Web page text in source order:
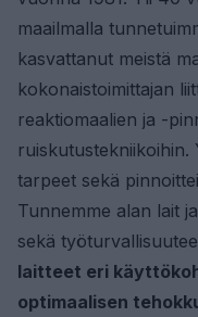
maailmalla
kasvattanut meistä
kokonaistoimittajan
reaktiomaalien ja -
ruiskutustekniikoihin.
tarpeet sekä
Tunnemme alan lait
sekä
laitteet eri
optimaalisen